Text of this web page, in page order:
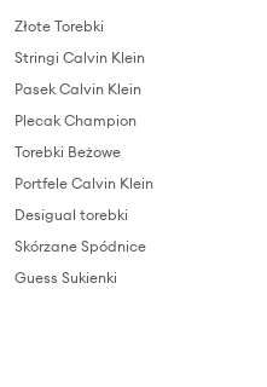
Złote Torebki
Stringi Calvin Klein
Pasek Calvin Klein
Plecak Champion
Torebki Beżowe
Portfele Calvin Klein
Desigual torebki
Skórzane Spódnice
Guess Sukienki